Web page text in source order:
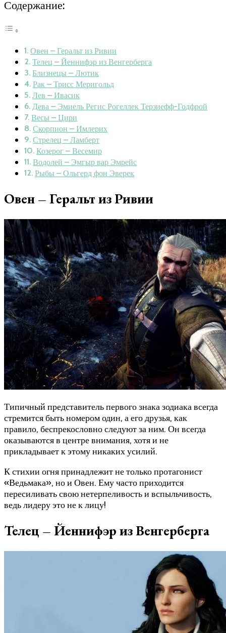
Содержание:
Овен – Геральт из Ривии
Телец – Йеннифэр из Венгерберга
Близнецы – Лютик
Рак – Трисс Меригольд
Лев – Ивасик
Дева – Эмиель Регис Рогеллек Терзиефф-Годфрой
Весы – Цири
Скорпион – Имлерих
Стрелец – Ламберт
Козерог – Весемир
Водолей – Эмгыр вар Эмрейс
Рыбы – Ольгерд фон Эверек
Овен – Геральт из Ривии
Типичный представитель первого знака зодиака всегда
стремится быть номером один, а его друзья, как
правило, беспрекословно следуют за ним. Он всегда
оказываются в центре внимания, хотя и не
прикладывает к этому никаких усилий.
К стихии огня принадлежит не только протагонист
«Ведьмака», но и Овен. Ему часто приходится
пересиливать свою нетерпеливость и вспыльчивость,
ведь лидеру это не к лицу!
Телец – Йеннифэр из Венгерберга